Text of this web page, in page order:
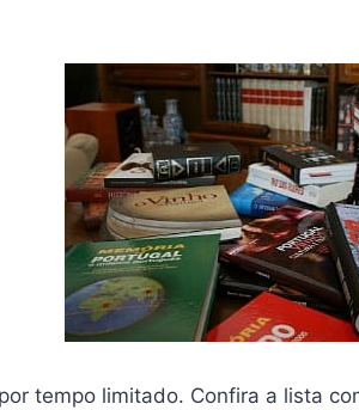
tempo limitado. Confira a lista